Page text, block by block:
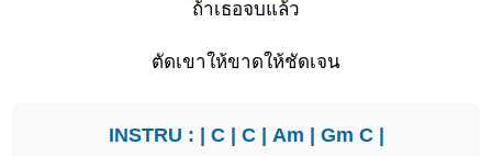
ถ้าเธอจบแล้ว
ตัดเขาให้ขาดให้ชัดเจน
INSTRU : | C| C| Am | Gm C|